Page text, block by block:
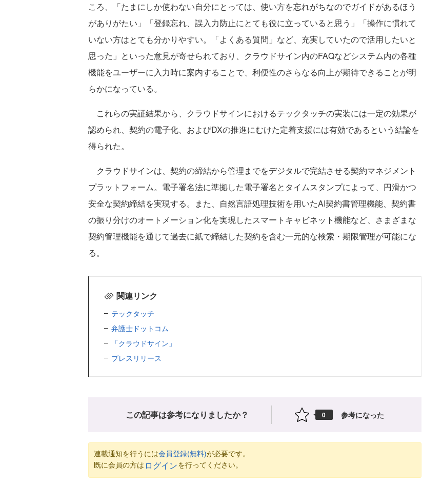
ころ、「たまにしか使わない自分にとっては、使い方を忘れがちなのでガイドがあるほう
がありがたい」「登録忘れ、誤入力防止にとても役に立っていると思う」「操作に慣れて
いない方はとても分かりやすい。「よくある質問」など、充実していたので活用したいと
思った」といった意見が寄せられており、クラウドサイン内のFAQなどシステム内の各種
機能をユーザーに入力時に案内することで、利便性のさらなる向上が期待できることが明
らかになっている。
これらの実証結果から、クラウドサインにおけるテックタッチの実装には一定の効果が
認められ、契約の電子化、およびDXの推進にむけた定着支援には有効であるという結論を
得られた。
クラウドサインは、契約の締結から管理までをデジタルで完結させる契約マネジメント
プラットフォーム。電子署名法に準拠した電子署名とタイムスタンプによって、円滑かつ
安全な契約締結を実現する。また、自然言語処理技術を用いたAI契約書管理機能、契約書
の振り分けのオートメーション化を実現したスマートキャビネット機能など、さまざまな
契約管理機能を通じて過去に紙で締結した契約を含む一元的な検索・期限管理が可能にな
る。
関連リンク
テックタッチ
弁護士ドットコム
「クラウドサイン」
プレスリリース
この記事は参考になりましたか？ 0 参考になった
連載通知を行うには会員登録(無料)が必要です。
既に会員の方は ログインを行ってください。